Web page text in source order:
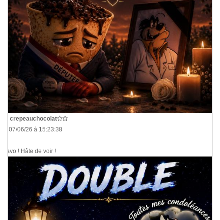
crepeauchocolat
Le 07/06/26 à 15:23:38
Bravo ! Hâte de voir !